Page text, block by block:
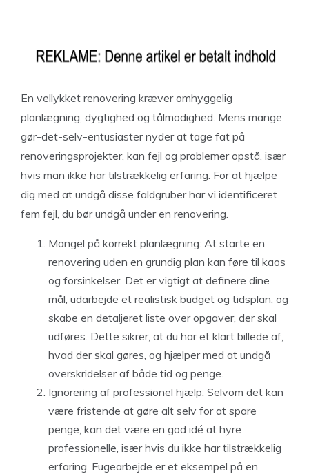
En vellykket renovering kræver omhyggelig
planlægning, dygtighed og tålmodighed. Mens mange
gør-det-selv-entusiaster nyder at tage fat på
renoveringsprojekter, kan fejl og problemer opstå, især
hvis man ikke har tilstrækkelig erfaring. For at hjælpe
dig med at undgå disse faldgruber har vi identificeret
fem fejl, du bør undgå under en renovering.
Mangel på korrekt planlægning: At starte en
renovering uden en grundig plan kan føre til kaos
og forsinkelser. Det er vigtigt at definere dine
mål, udarbejde et realistisk budget og tidsplan, og
skabe en detaljeret liste over opgaver, der skal
udføres. Dette sikrer, at du har et klart billede af,
hvad der skal gøres, og hjælper med at undgå
overskridelser af både tid og penge.
Ignorering af professionel hjælp: Selvom det kan
være fristende at gøre alt selv for at spare
penge, kan det være en god idé at hyre
professionelle, især hvis du ikke har tilstrækkelig
erfaring. Fugearbejde er et eksempel på en